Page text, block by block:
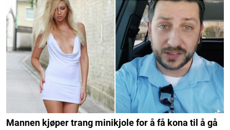
Mannen kjøper trang minikjole for å få kona til å gå